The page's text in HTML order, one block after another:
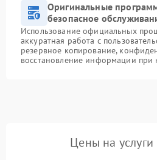
Оригинальные
безопасное
Использование официальных
аккуратная работа с
резервное копирование,
восстановление информации при
Цены на